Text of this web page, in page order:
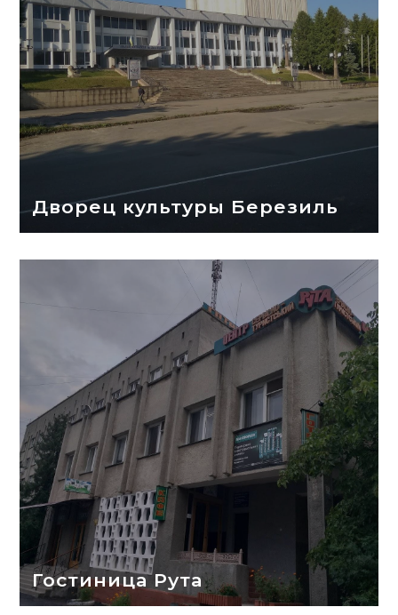
Дворец культуры Березиль
Гостиница Рута